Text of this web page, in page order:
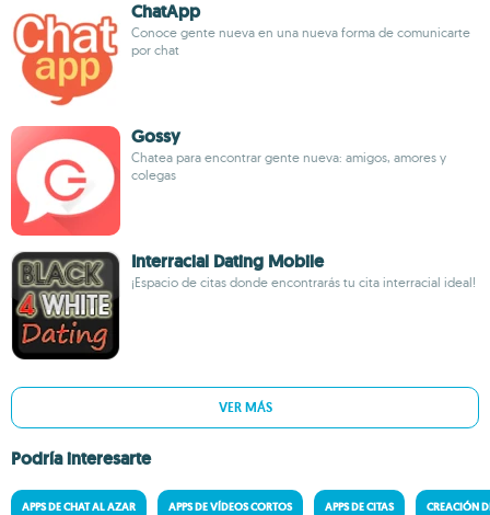
ChatApp
Conoce gente nueva en una nueva forma de comunicarte
por chat
Gossy
Chatea para encontrar gente nueva: amigos, amores y
colegas
Interracial Dating Mobile
¡Espacio de citas donde encontrarás tu cita interracial ideal!
VER MÁS
Podría interesarte
APPS DE CHAT AL AZAR APPS DE VÍDEOS CORTOS APPS DE CITAS CREACIÓN